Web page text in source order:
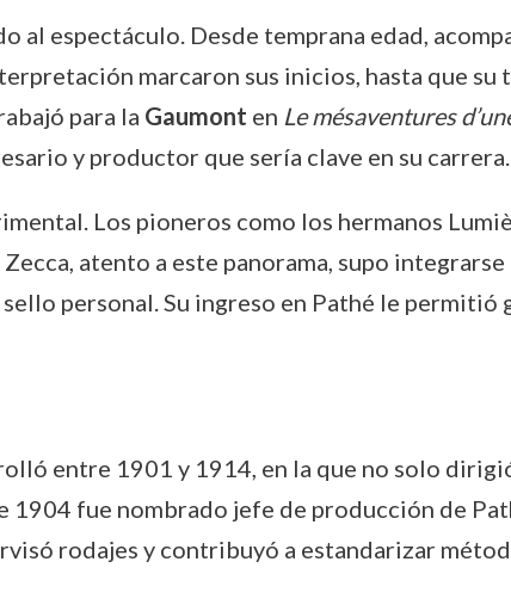
al espectáculo. Desde temprana edad,
marcaron sus inicios, hasta que
para la Gaumont en Le mésaventures
y productor que sería clave en su carrera.
Los pioneros como los hermanos
atento a este panorama, supo
personal. Su ingreso en Pathé le permitió
entre 1901 y 1914, en la que no solo
fue nombrado jefe de producción de
rodajes y contribuyó a estandarizar